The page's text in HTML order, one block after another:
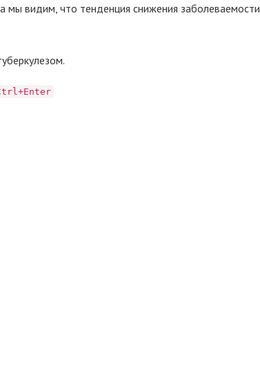
мы видим, что тенденция снижения заболеваемости